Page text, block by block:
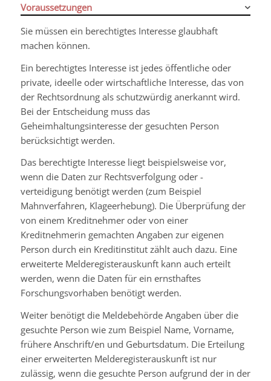
Voraussetzungen
Sie müssen ein berechtigtes Interesse glaubhaft
machen können.
Ein berechtigtes Interesse ist jedes öffentliche oder
private, ideelle oder wirtschaftliche Interesse, das von
der Rechtsordnung als schutzwürdig anerkannt wird.
Bei der Entscheidung muss das
Geheimhaltungsinteresse der gesuchten Person
berücksichtigt werden.
Das berechtigte Interesse liegt beispielsweise vor,
wenn die Daten zur Rechtsverfolgung oder -
verteidigung benötigt werden (zum Beispiel
Mahnverfahren, Klageerhebung). Die Überprüfung der
von einem Kreditnehmer oder von einer
Kreditnehmerin gemachten Angaben zur eigenen
Person durch ein Kreditinstitut zählt auch dazu. Eine
erweiterte Melderegisterauskunft kann auch erteilt
werden, wenn die Daten für ein ernsthaftes
Forschungsvorhaben benötigt werden.
Weiter benötigt die Meldebehörde Angaben über die
gesuchte Person wie zum Beispiel Name, Vorname,
frühere Anschrift/en und Geburtsdatum. Die Erteilung
einer erweiterten Melderegisterauskunft ist nur
zulässig, wenn die gesuchte Person aufgrund der in der